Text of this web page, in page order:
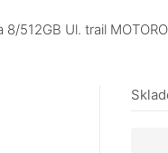
8/512GB Ul. trail